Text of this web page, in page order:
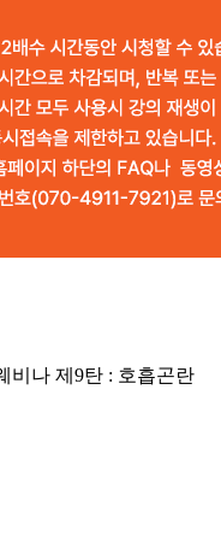
비나 제9탄 : 호흡곤란